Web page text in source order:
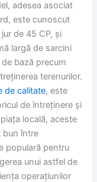
adesea asociat
este cunoscut
de 45 CP, și
largă de sarcini
bază precum
terenurilor.
de calitate, este
de întreținere și
locală, aceste
bun între
populară pentru
unui astfel de
operațiunilor